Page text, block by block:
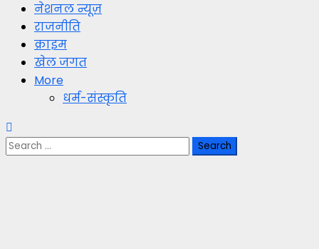
नेशनल न्यूज़
राजनीति
क्राइम
खेल जगत
More
धर्म-संस्कृति
Search